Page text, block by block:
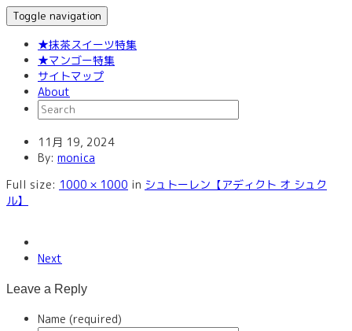
Toggle navigation
★抹茶スイーツ特集
★マンゴー特集
サイトマップ
About
11月 19, 2024
By: monica
Full size: 1000 × 1000 in シュトーレン【アディクト オ シュク
ル】
Next
Leave a Reply
Name (required)